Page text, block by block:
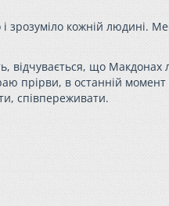
кожній людині.
відчувається, що Макдонах
прірви, в останній
співпереживати.